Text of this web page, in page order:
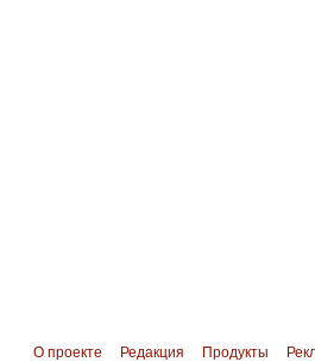
О проекте Редакция Продукты